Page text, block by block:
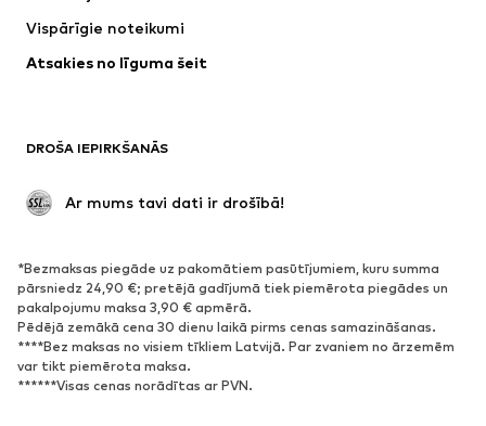
Apakšveļa
Mēteļi
Svinības
Ekskluzīvi
APAVI
Jaunumi
Šobrīd populāri
Brīvā laika apavi
Puszābaki
Augstpapēžu apavi
Zābaki
Vispārīgie noteikumi
Atsakies no līguma šeit
DROŠA IEPIRKŠANĀS
Ar mums tavi dati ir drošībā!
*Bezmaksas piegāde uz pakomātiem pasūtījumiem, kuru summa
pārsniedz 24,90 €; pretējā gadījumā tiek piemērota piegādes un
pakalpojumu maksa 3,90 € apmērā.
Pēdējā zemākā cena 30 dienu laikā pirms cenas samazināšanas.
****Bez maksas no visiem tīkliem Latvijā. Par zvaniem no ārzemēm
var tikt piemērota maksa.
******Visas cenas norādītas ar PVN.